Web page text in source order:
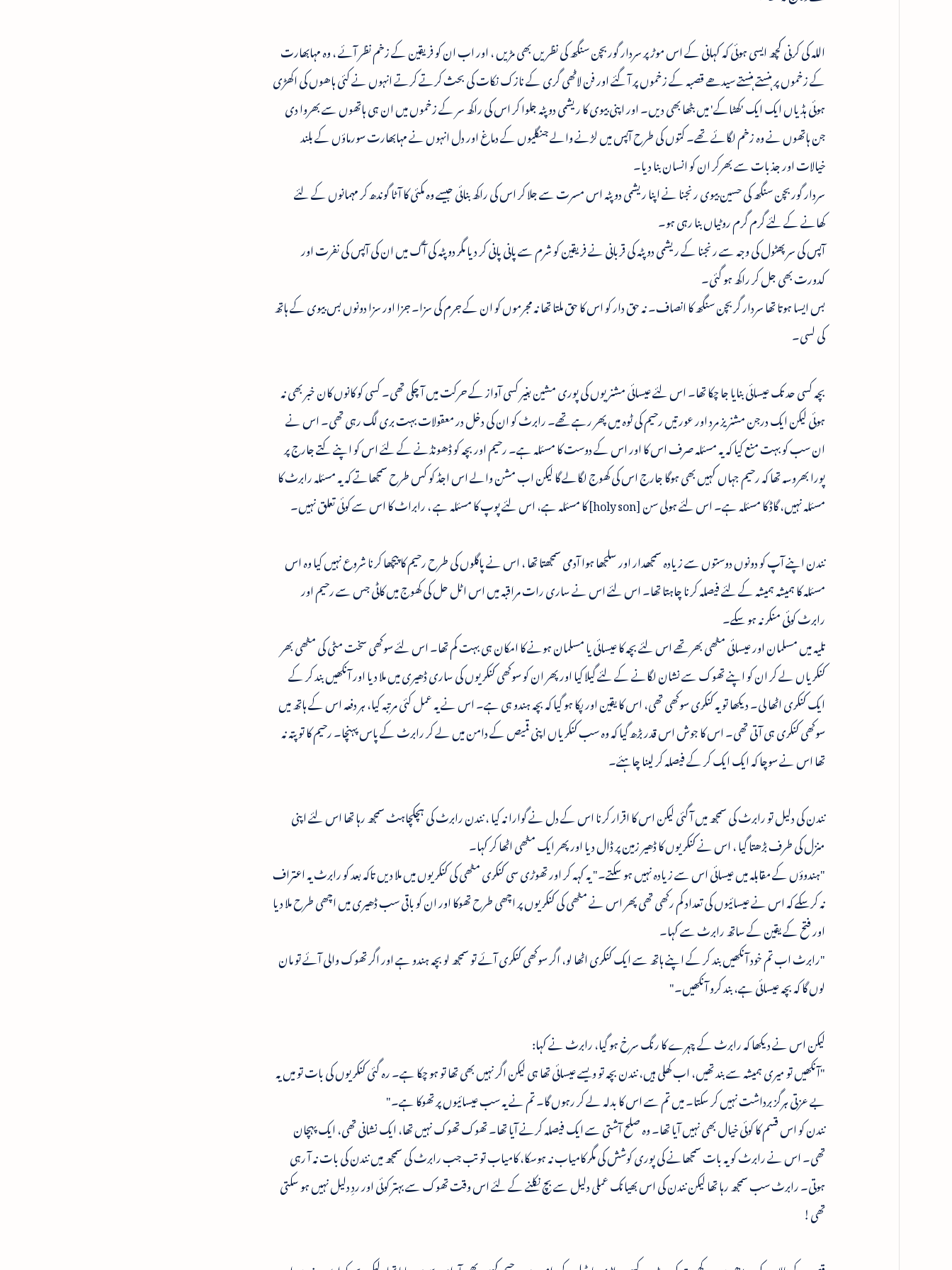
اللہ کی کرنی کچھ ایسی ہوئی کہ کہانی کے اس موڑ پر سردار گوربچن سنگھ کی نظریں بھی مڑیں ، اور اب ان کو فریقین کے زخم نظر آئے ، وہ مہابھارت
کے زخموں پر ہنستے ہنستے سیدھے قصبہ کے زخموں پر آ گئے اور فن لاٹھی گری کے نازک نکات کی بحث کرتے کرتے انہوں نے کئی ہاھوں کی اکھڑی
ہوئی ہڈیاں ایک ایک 'کھٹاکے' میں بٹھا بھی دیں۔ اور اپنی بیوی کا ریشمی دوپٹہ جلوا کر اس کی راکھ سر کے زخموں میں ان ہی ہاتھوں سے بھروا دی
جن ہاتھوں نے وہ زخم لگائے تھے۔ کتوں کی طرح آپس میں لڑنے والے جنگلیوں کے دماغ اور دل انہوں نے مہابھارت سورماؤں کے بلند
خیالات اور جذبات سے بھرکر ان کو انسان بنا دیا۔
سردار گوربچن سنگھ کی حسین بیوی رنجنا نے اپنا ریشمی دوپٹہ اس مسرت سے جلا کر اس کی راکھ بنائی جیسے وہ مکئی کا آٹا گوندھ کر مہمانوں کے لئے
کھانے کے لئے گرم گرم روٹیاں بنا رہی ہو۔
آپس کی سر پھٹول کی وجہ سے رنجنا کے ریشمی دو پٹہ کی قربانی نے فریقین کو شرم سے پانی پانی کر دیا مگر دوپٹہ کی آگ میں ان کی آپس کی نفرت اور
کدورت بھی جل کر راکھ ہو گئی۔
بس ایسا ہوتا تھا سردار گربچن سنگھ کا انصاف۔ نہ حق دار کو اس کا حق ملتا تھا نہ مجرموں کو ان کے جرم کی سزا۔ جزا اور سزا دونوں بس بیوی کے ہاتھ
کی لسی۔
بچہ کسی حد تک عیسائی بنایا جا چکا تھا۔ اس لئے عیسائی مشنریوں کی پوری مشین بغیر کسی آواز کے حرکت میں آ چکی تھی۔ کسی کو کانوں کان خبر بھی نہ
ہوئی لیکن ایک درجن مشنریز مرد اور عورتیں رحیم کی ٹوہ میں پھر رہے تھے۔ رابرٹ کو ان کی دخل در معقولات بہت بری لگ رہی تھی۔ اس نے
ان سب کو بہت منع کیا کہ یہ مسئلہ صرف اس کا اور اس کے دوست کا مسئلہ ہے۔ رحیم اور بچہ کو ڈھونڈنے کے لئے اس کو اپنے کتے جارج پر
پورا بھروسہ تھا کہ رحیم جہاں کہیں بھی ہوگا جارج اس کی کھوج لگالے گا لیکن اب مشن والے اس اجڈ کو کس طرح سمجھاتے کہ یہ مسئلہ رابرٹ کا
مسئلہ نہیں، گاڈ کا مسئلہ ہے۔ اس لئے ہولی سن [holy son] کا مسئلہ ہے، اس لئے پوپ کا مسئلہ ہے ، رابراٹ کا اس سے کوئی تعلق نہیں۔
نندن اپنے آپ کو دونوں دوستوں سے زیادہ سمجھدار اور سلجھا ہوا آدمی سمجھتا تھا ، اس نے پاگلوں کی طرح رحیم کا پیچھا کرنا شروع نہیں کیا وہ اس
مسئلہ کا ہمیشہ ہمیشہ کے لئے فیصلہ کرنا چاہتا تھا۔ اس لئے اس نے ساری رات مراقبہ میں اس اٹل حل کی کھوج میں کاٹی جس سے رحیم اور
رابرٹ کوئی منکر نہ ہو سکے۔
تلیہ میں مسلمان اور عیسائی مٹھی بھر تھے اس لئے بچہ کا عیسائی یا مسلمان ہونے کا امکان ہی بہت کم تھا۔ اس لئے سوکھی سخت مٹی کی مٹھی بھر
کنکریاں لے کر ان کو اپنے تھوک سے نشان لگانے کے لئے گیلا کیا اور پھر ان کو سوکھی کنکریوں کی ساری ڈھیری میں ملا دیا اور آنکھیں بند کر کے
ایک کنکری اٹھا لی۔ دیکھا تو یہ کنکری سوکھی تھی، اس کا یقین اور پکا ہو گیا کہ بچہ ہندو ہی ہے۔ اس نے یہ عمل کئی مرتبہ کیا، ہر دفعہ اس کے ہاتھ میں
سوکھی کنکری ہی آتی تھی۔ اس کا جوش اس قدر بڑھ گیا کہ وہ سب کنکریاں اپنی قمیص کے دامن میں لے کر رابرٹ کے پاس پہنچا۔ رحیم کا تو پتہ نہ
تھا اس نے سوچا کہ ایک ایک کر کے فیصلہ کر لینا چاہئے۔
نندن کی دلیل تو رابرٹ کی سمجھ میں آ گئی لیکن اس کا اقرار کرنا اس کے دل نے گوارا نہ کیا ، نندن رابرٹ کی ہچکچاہٹ سمجھ رہا تھا اس لئے اپنی
منزل کی طرف بڑھتا گیا ، اس نے کنکریوں کا ڈھیر زمین پر ڈال دیا اور پھر ایک مٹھی اٹھا کر کہا۔
"ہندوؤں کے مقابلہ میں عیسائی اس سے زیادہ نہیں ہو سکتے۔" یہ کہہ کر اور تھوڑی سی کنکری مٹھی کی کنکریوں میں ملا دیں تاکہ بعد کو رابرٹ یہ اعتراف
نہ کرسکے کہ اس نے عیسائیوں کی تعداد کم رکھی تھی پھر اس نے مٹھی کی کنکریوں پر اچھی طرح تھوکا اور ان کو باقی سب ڈھیری میں اچھی طرح ملا دیا
اور فتح کے یقین کے ساتھ رابرٹ سے کہا۔
"رابرٹ اب تم خود آنکھیں بند کر کے اپنے ہاتھ سے ایک کنکری اٹھا لو، اگر سوکھی کنکری آئے تو سمجھ لو بچہ ہندو ہے اور اگر تھوک والی آئے تو مان
لوں گا کہ بچہ عیسائی ہے، بند کرو آنکھیں۔"
لیکن اس نے دیکھا کہ رابرٹ کے چہرے کا رنگ سرخ ہو گیا، رابرٹ نے کہا:
"آنکھیں تو میری ہمیشہ سے بند تھیں، اب کھلی ہیں، نندن بچہ تو ویسے عیسائی تھا ہی لیکن اگر نہیں بھی تھا تو ہو چکا ہے۔ رہ گئی کنکریوں کی بات تو میں یہ
بے عزتی ہرگز برداشت نہیں کر سکتا۔ میں تم سے اس کا بدلہ لے کر رہوں گا۔ تم نے یہ سب عیسائیوں پر تھوکا ہے۔"
نندن کو اس قسم کا کوئی خیال بھی نہیں آیا تھا۔ وہ صلح آشتی سے ایک فیصلہ کرنے آیا تھا۔ تھوک تھوک نہیں تھا، ایک نشانی تھی، ایک پہچان
تھی۔ اس نے رابرٹ کو یہ بات سمجھانے کی پوری کوشش کی مگر کامیاب نہ ہوسکا، کامیاب تو تب جب رابرٹ کی سمجھ میں نندن کی بات نہ آ رہی
ہوتی۔ رابرٹ سب سمجھ رہا تھا لیکن نندن کی اس بھیانک عملی دلیل سے بچ نکلنے کے لئے اس وقت تھوک سے بہتر کوئی اور ردِ دلیل نہیں ہو سکتی
تھی!